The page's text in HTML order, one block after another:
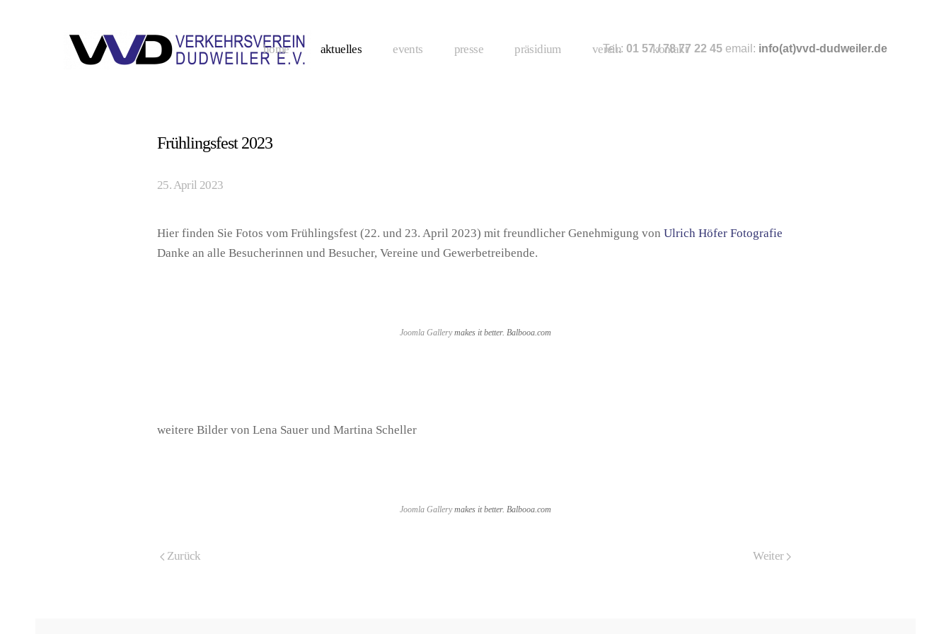
home aktuelles events presse präsidium verein kontakt
Tel.: 01 57 / 78 77 22 45 email: info(at)vvd-dudweiler.de
Frühlingsfest 2023
25. April 2023
Hier finden Sie Fotos vom Frühlingsfest (22. und 23. April 2023) mit freundlicher Genehmigung von Ulrich Höfer Fotografie
Danke an alle Besucherinnen und Besucher, Vereine und Gewerbetreibende.
Joomla Gallerymakes it better. Balbooa.com
weitere Bilder von Lena Sauer und Martina Scheller
Joomla Gallerymakes it better. Balbooa.com
Zurück Weiter